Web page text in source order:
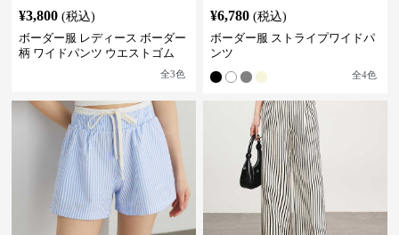
¥3,800 (税込)
ボーダー服 レディース ボーダー
柄 ワイドパンツ ウエストゴム
全3色
¥6,780 (税込)
ボーダー服 ストライプワイドパ
ンツ
全4色